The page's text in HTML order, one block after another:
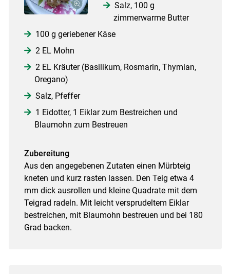
Salz, 100 g
zimmerwarme Butter
100 g geriebener Käse
2 EL Mohn
2 EL Kräuter (Basilikum, Rosmarin, Thymian,
Oregano)
Salz, Pfeffer
1 Eidotter, 1 Eiklar zum Bestreichen und
Blaumohn zum Bestreuen
Zubereitung
Aus den angegebenen Zutaten einen Mürbteig
kneten und kurz rasten lassen. Den Teig etwa 4
mm dick ausrollen und kleine Quadrate mit dem
Teigrad radeln. Mit leicht versprudeltem Eiklar
bestreichen, mit Blaumohn bestreuen und bei 180
Grad backen.